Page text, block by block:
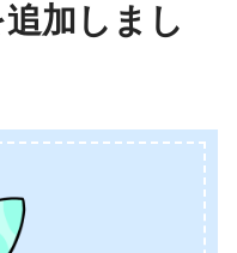
加しまし